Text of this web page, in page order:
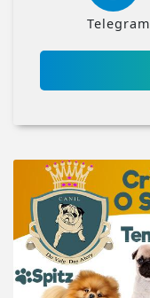
Telegram